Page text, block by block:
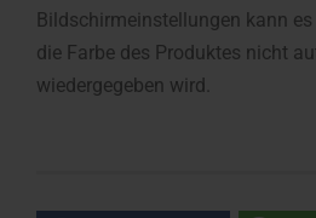
Bildschirmeinstellungen kann
die Farbe des Produktes nicht
wiedergegeben wird.